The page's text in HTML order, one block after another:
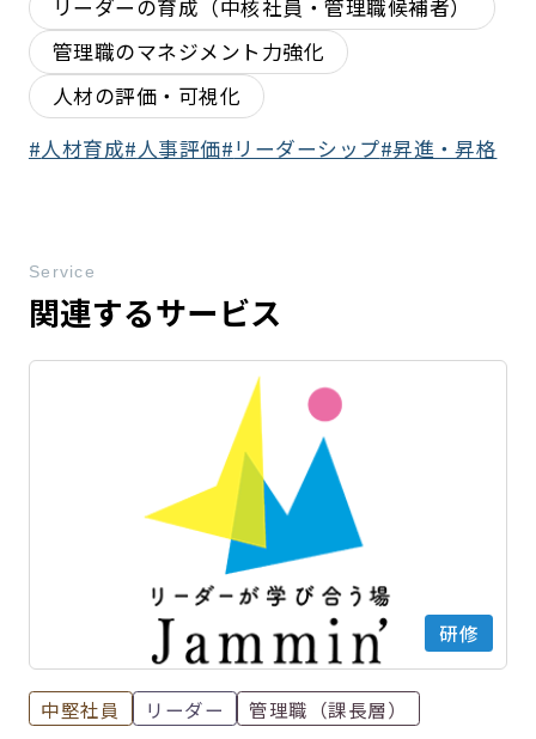
リーダーの育成（中核社員・管理職候補者）
管理職のマネジメント力強化
人材の評価・可視化
人材育成 人事評価 リーダーシップ 昇進・昇格
関連するサービス
Service
研修
中堅社員 リーダー 管理職（課長層）